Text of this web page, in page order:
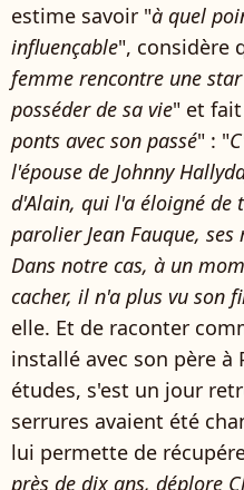
estime savoir "à quel
influençable", considère
femme rencontre une
posséder de sa vie" et
ponts avec son passé" : "
l'épouse de Johnny
d'Alain, qui l'a éloigné de
parolier Jean Fauque,
Dans notre cas, à un
cacher, il n'a plus vu son
elle. Et de raconter
installé avec son père à
études, s'est un jour
serrures avaient été
lui permette de
près de dix ans, déplore